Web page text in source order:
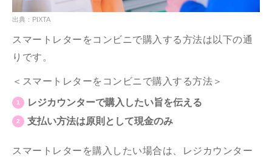
出典：PIXTA
スマートレターをコンビニで購入する方法は以下の通
りです。
＜スマートレターをコンビニで購入する方法＞
レジカウンターで購入したい旨を伝える
支払い方法は原則として現金のみ
スマートレターを購入したい場合は、レジカウンター